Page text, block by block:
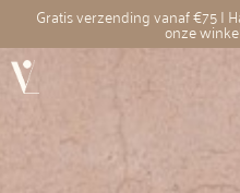
Gratis verzending vanaf €75 |
onze